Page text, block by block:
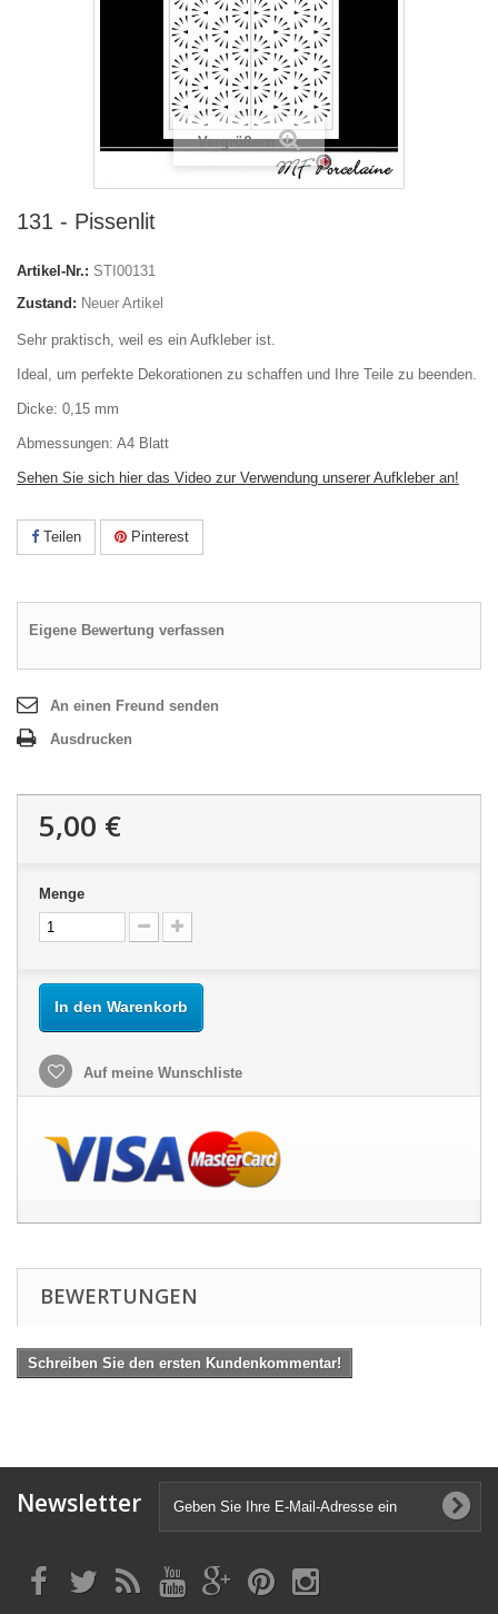
Vergrößern
131 - Pissenlit
Artikel-Nr.: STI00131
Zustand: Neuer Artikel
Sehr praktisch, weil es ein Aufkleber ist.
Ideal, um perfekte Dekorationen zu schaffen und Ihre Teile zu beenden.
Dicke: 0,15 mm
Abmessungen: A4 Blatt
Sehen Sie sich hier das Video zur Verwendung unserer Aufkleber an!
Teilen Pinterest
Eigene Bewertung verfassen
An einen Freund senden
Ausdrucken
5,00 €
Menge
In den Warenkorb
Auf meine Wunschliste
BEWERTUNGEN
Schreiben Sie den ersten Kundenkommentar!
Newsletter